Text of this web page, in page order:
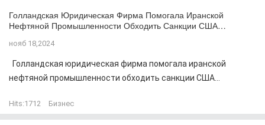
Голландская Юридическая Фирма Помогала Иранской
Нефтяной Промышленности Обходить Санкции США…
нояб 18,2024
Голландская юридическая фирма помогала иранской
нефтяной промышленности обходить санкции США...
Hits:1712 Бизнес